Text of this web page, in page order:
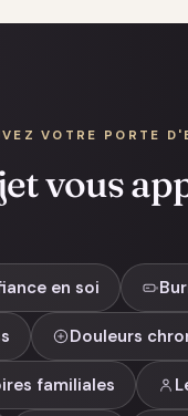
VOTRE PORTE
vous
en soi
Douleurs
familiales